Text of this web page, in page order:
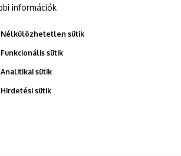
információk
Nélkülözhetetlen sütik
Funkcionális sütik
Analitikai sütik
Hirdetési sütik